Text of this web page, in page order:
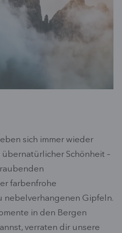
sich immer wieder
Schönheit –
farbenfrohe
nebelverhangenen Gipfeln.
in den Bergen
verraten dir unsere